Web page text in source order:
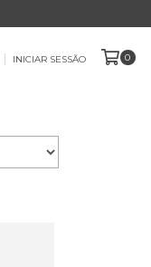
INICIAR SESSÃO 0